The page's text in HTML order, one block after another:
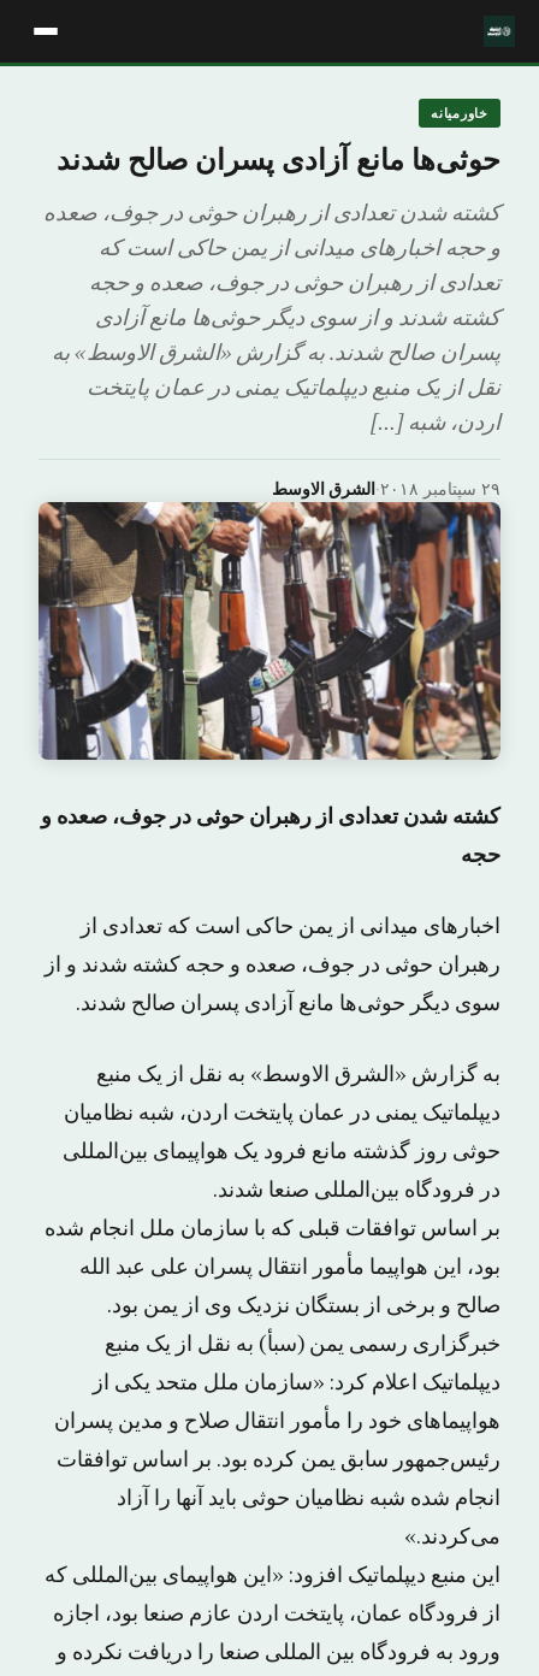
خاورمیانه
حوثی‌ها مانع آزادی پسران صالح شدند
کشته شدن تعدادی از رهبران حوثی در جوف، صعده
و حجه اخبارهای میدانی از یمن حاکی است که
تعدادی از رهبران حوثی در جوف، صعده و حجه
کشته شدند و از سوی دیگر حوثی‌ها مانع آزادی
پسران صالح شدند. به گزارش «الشرق الاوسط» به
نقل از یک منبع دیپلماتیک یمنی در عمان پایتخت
اردن، شبه […]
الشرق الاوسط· ۲۹ سپتامبر ۲۰۱۸
کشته شدن تعدادی از رهبران حوثی در جوف، صعده و
حجه
اخبارهای میدانی از یمن حاکی است که تعدادی از
رهبران حوثی در جوف، صعده و حجه کشته شدند و از
سوی دیگر حوثی‌ها مانع آزادی پسران صالح شدند.
به گزارش «الشرق الاوسط» به نقل از یک منبع
دیپلماتیک یمنی در عمان پایتخت اردن، شبه نظامیان
حوثی روز گذشته مانع فرود یک هواپیمای بین‌المللی
در فرودگاه بین‌المللی صنعا شدند.
بر اساس توافقات قبلی که با سازمان ملل انجام شده
بود، این هواپیما مأمور انتقال پسران علی عبد الله
صالح و برخی از بستگان نزدیک وی از یمن بود.
خبرگزاری رسمی یمن (سبأ) به نقل از یک منبع
دیپلماتیک اعلام کرد: «سازمان ملل متحد یکی از
هواپیماهای خود را مأمور انتقال صلاح و مدین پسران
رئیس‌جمهور سابق یمن کرده بود. بر اساس توافقات
انجام شده شبه نظامیان حوثی باید آنها را آزاد
می‌کردند.»
این منبع دیپلماتیک افزود: «این هواپیمای بین‌المللی که
از فرودگاه عمان، پایتخت اردن عازم صنعا بود، اجازه
ورود به فرودگاه بین المللی صنعا را دریافت نکرده و